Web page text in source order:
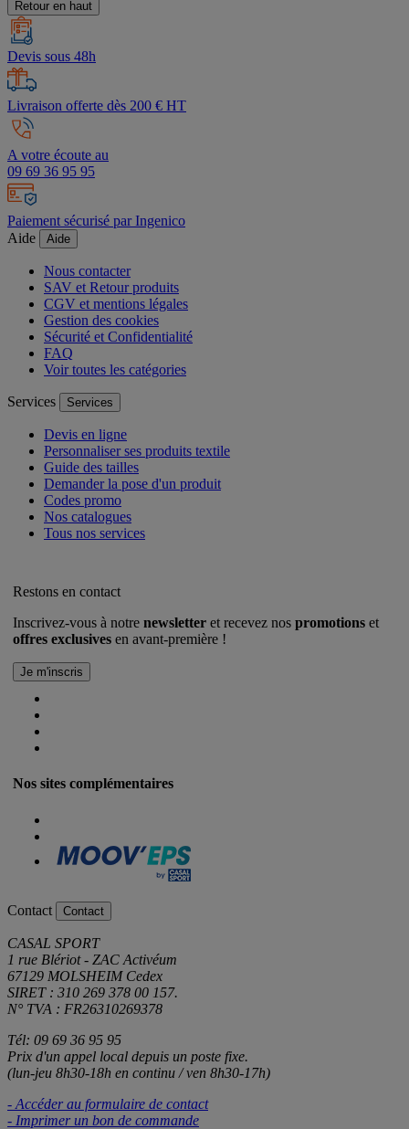
Retour en haut
Devis sous 48h
Livraison offerte dès 200 € HT
A votre écoute au
09 69 36 95 95
Paiement sécurisé par Ingenico
Aide
Aide
Nous contacter
SAV et Retour produits
CGV et mentions légales
Gestion des cookies
Sécurité et Confidentialité
FAQ
Voir toutes les catégories
Services Services
Devis en ligne
Personnaliser ses produits textile
Guide des tailles
Demander la pose d'un produit
Codes promo
Nos catalogues
Tous nos services
Restons en contact
Inscrivez-vous à notre newsletter et recevez nos promotions et
offres exclusives en avant-première !
Nos sites complémentaires
Contact Contact
CASAL SPORT
1 rue Blériot - ZAC Activéum
67129 MOLSHEIM Cedex
SIRET : 310 269 378 00 157.
N° TVA : FR26310269378
Tél: 09 69 36 95 95
Prix d'un appel local depuis un poste fixe.
(lun-jeu 8h30-18h en continu / ven 8h30-17h)
- Accéder au formulaire de contact
- Imprimer un bon de commande